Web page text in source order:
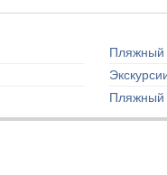
Пляжный
Пляжный